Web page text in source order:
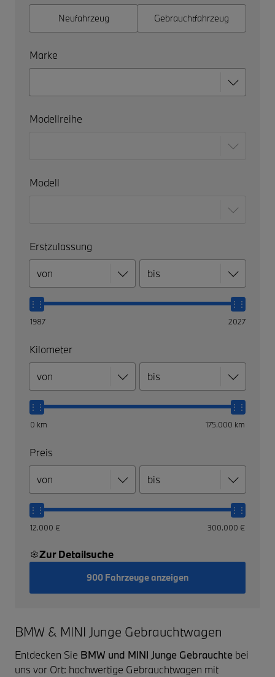
Neufahrzeug Gebrauchtfahrzeug
Marke
Modellreihe
Modell
Erstzulassung
1987 2027
Kilometer
0 km 175.000 km
Preis
12.000 € 300.000 €
Zur Detailsuche
900 Fahrzeuge anzeigen
BMW & MINI Junge Gebrauchtwagen
Entdecken Sie BMW und MINI Junge Gebrauchte bei
uns vor Ort: hochwertige Gebrauchtwagen mit